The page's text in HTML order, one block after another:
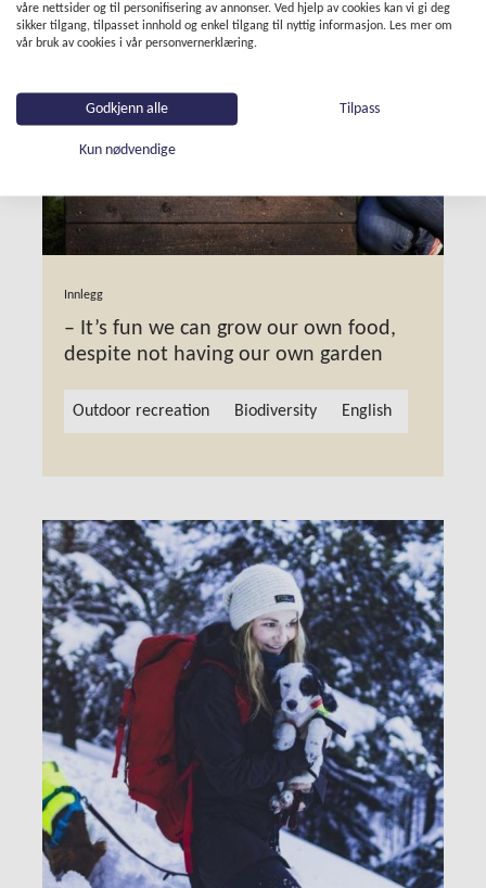
Innlegg
– It’s fun we can grow our own food,
despite not having our own garden
Outdoor recreation Biodiversity English
våre nettsider og til personifisering av annonser. Ved hjelp av cookies kan vi gi deg
sikker tilgang, tilpasset innhold og enkel tilgang til nyttig informasjon. Les mer om
vår bruk av cookies i vår personvernerklæring.
Godkjenn alle Tilpass
Kun nødvendige